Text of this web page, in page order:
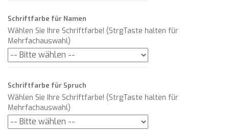
Schriftfarbe für Namen
Wählen Sie Ihre Schriftfarbe! (StrgTaste halten für
Mehrfachauswahl)
Schriftfarbe für Spruch
Wählen Sie Ihre Schriftfarbe! (StrgTaste halten für
Mehrfachauswahl)